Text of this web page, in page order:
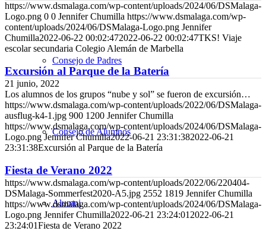
Consejo de Padres
Consejo de Alumnos
Alumni
https://www.dsmalaga.com/wp-content/uploads/2024/06/DSMalaga-
Logo.png 0 0 Jennifer Chumilla https://www.dsmalaga.com/wp-
content/uploads/2024/06/DSMalaga-Logo.png Jennifer
Chumilla2022-06-22 00:02:472022-06-22 00:02:47TKS! Viaje
escolar secundaria Colegio Alemán de Marbella
Excursión al Parque de la Batería
21 junio, 2022
Los alumnos de los grupos “nube y sol” se fueron de excursión…
https://www.dsmalaga.com/wp-content/uploads/2022/06/DSMalaga-
ausflug-k4-1.jpg 900 1200 Jennifer Chumilla
https://www.dsmalaga.com/wp-content/uploads/2024/06/DSMalaga-
Logo.png Jennifer Chumilla2022-06-21 23:31:382022-06-21
23:31:38Excursión al Parque de la Batería
Fiesta de Verano 2022
https://www.dsmalaga.com/wp-content/uploads/2022/06/220404-
DSMalaga-Sommerfest2020-A5.jpg 2552 1819 Jennifer Chumilla
https://www.dsmalaga.com/wp-content/uploads/2024/06/DSMalaga-
Logo.png Jennifer Chumilla2022-06-21 23:24:01 2022-06-21
23:24:01Fiesta de Verano 2022